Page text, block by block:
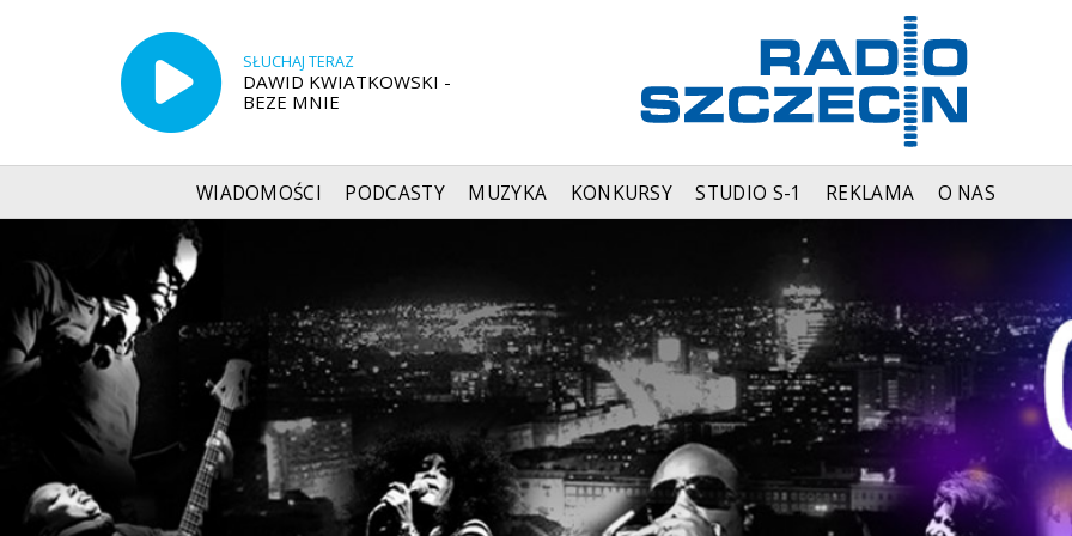
SŁUCHAJ TERAZ
DAWID KWIATKOWSKI -
BEZE MNIE
WIADOMOŚCI PODCASTY MUZYKA KONKURSY STUDIO S-1 REKLAMA O NAS